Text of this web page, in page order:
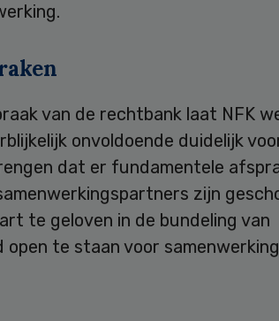
van de rechtbank laat NFK
onvoldoende duidelijk
dat er fundamentele
zijn
te geloven in de bundeling van
te staan voor